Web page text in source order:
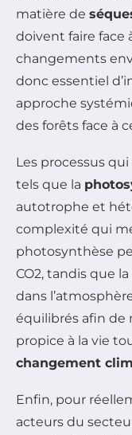
matière de
doivent faire face
changements
donc essentiel
approche
des forêts face à
Les processus
tels que la
autotrophe et
complexité qui
photosynthèse
CO2, tandis que
dans
équilibrés afin de
propice à la vie
changement
Enfin, pour
acteurs du